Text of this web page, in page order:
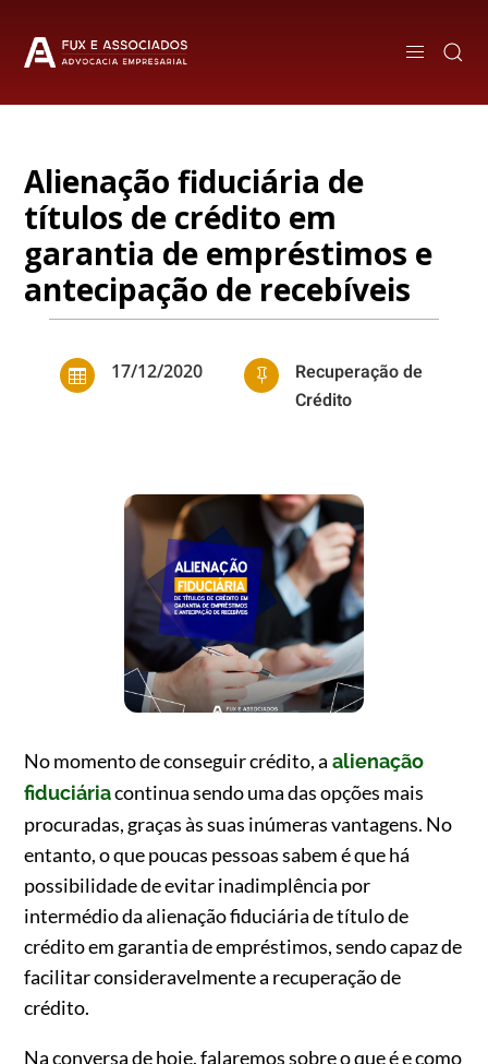
Alienação fiduciária de
títulos de crédito em
garantia de empréstimos e
antecipação de recebíveis
 17/12/2020 
Recuperação de
Crédito
No momento de conseguir crédito, a alienação
fiduciáriacontinua sendo uma das opções mais
procuradas, graças às suas inúmeras vantagens. No
entanto, o que poucas pessoas sabem é que há
possibilidade de evitar inadimplência por
intermédio da alienação fiduciária de título de
crédito em garantia de empréstimos, sendo capaz de
facilitar consideravelmente a recuperação de
crédito.
Na conversa de hoje, falaremos sobre o que é e como